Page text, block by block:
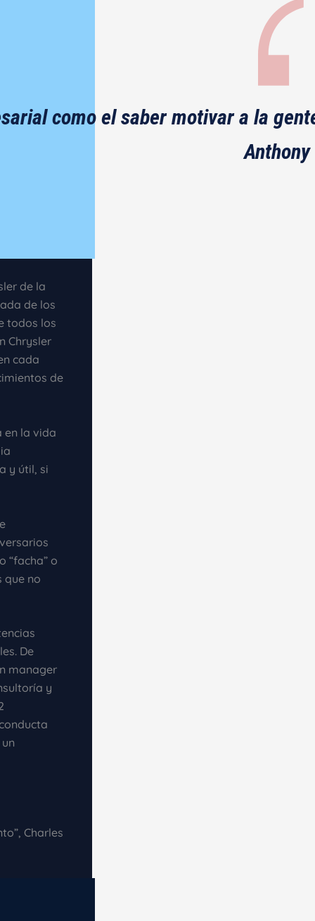
como el saber motivar a la
de la
de los
todos los
Chrysler
cada
de
en la vida
y útil, si
“facha” o
que no
De
manager
y
Charles